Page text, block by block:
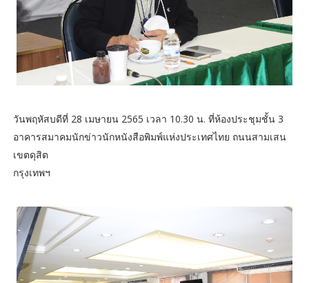
วันพฤหัสบดีที่ 28 เมษายน 2565 เวลา 10.30 น. ที่ห้องประชุมชั้น 3
อาคารสมาคมนักข่าวนักหนังสือพิมพ์แห่งประเทศไทย ถนนสามเสน
เขตดุสิต
กรุงเทพฯ